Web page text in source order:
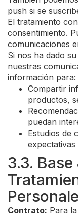
push si se
El tratamiento
consentimiento.
comunicaciones
Si nos ha dado
nuestras
información para:
Compartir
productos,
puedan
Estudios de
expectativas
3.3.
Contrato: Para